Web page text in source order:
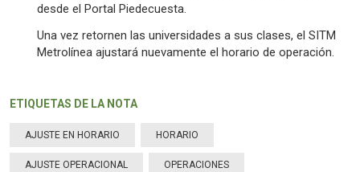
desde el Portal Piedecuesta.
Una vez retornen las universidades a sus clases, el SITM
Metrolínea ajustará nuevamente el horario de operación.
ETIQUETAS DE LA NOTA
AJUSTE EN HORARIO HORARIO
AJUSTE OPERACIONAL OPERACIONES